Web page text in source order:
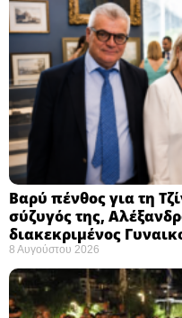
Βαρύ πένθος για τη
σύζυγός της,
διακεκριμένος
8 Αυγούστου 2026